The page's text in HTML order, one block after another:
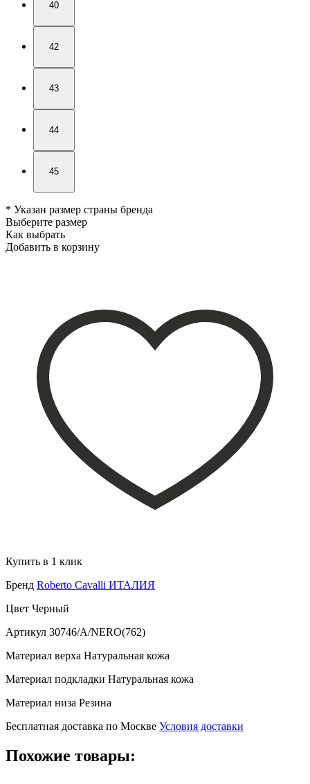
40
42
43
44
45
* Указан размер страны бренда
Выберите размер
Как выбрать
Добавить в корзину
Купить в 1 клик
Бренд Roberto Cavalli ИТАЛИЯ
Цвет Черный
Артикул 30746/A/NERO(762)
Материал верха Натуральная кожа
Материал подкладки Натуральная кожа
Материал низа Резина
Бесплатная доставка по Москве Условия доставки
Похожие товары: